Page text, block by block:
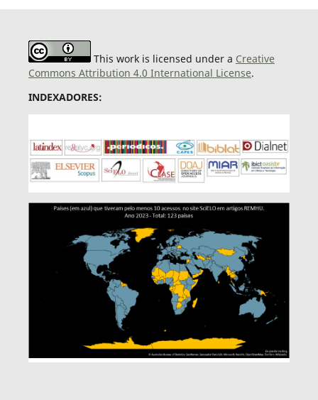
This work is licensed under a Creative
Commons Attribution 4.0 International License.
INDEXADORES: